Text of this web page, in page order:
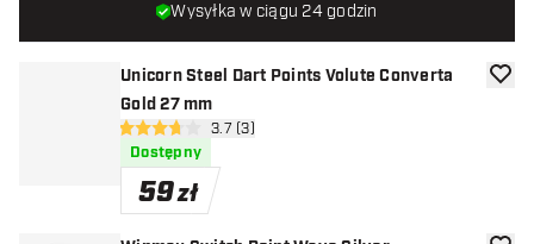
Unicorn Steel Dart Points Volute Converta
Gold 27 mm
otwórz panel recenzji
3.7 gwiazdki oceny
3.7 (3)
Dostępny
59zł
Wysyłka w ciągu 24 godzin